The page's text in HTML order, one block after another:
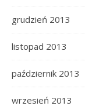
grudzień 2013
listopad 2013
październik 2013
wrzesień 2013